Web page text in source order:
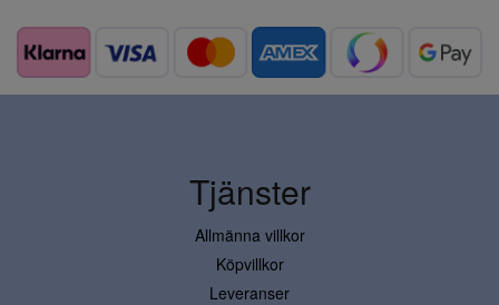
Tjänster
Allmänna villkor
Köpvillkor
Leveranser